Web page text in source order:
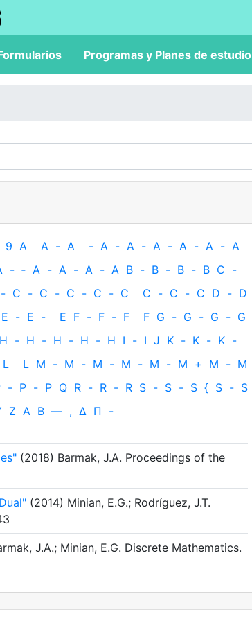
Programas y Planes de estudio
9 A A - A - A - A - A - A - A - A
- ‐ A - A - A - A B - B - B - B C -
- C - C - C - C - C C - C - C D - D
E - E - E F - F - F F G - G - G - G
H - H - H - H - H I - I J K - K - K -
L L M - M - M - M - M - M + M - M
- P - P Q R - R - R S - S - S { S - S
Z Α Β — , Δ Π -
(2018) Barmak, J.A. Proceedings of the
(2014) Minian, E.G.; Rodríguez, J.T.
J.A.; Minian, E.G. Discrete Mathematics.